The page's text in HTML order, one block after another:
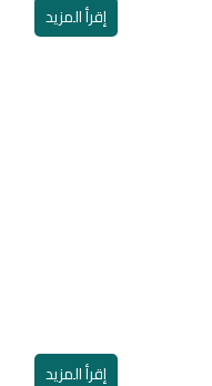
إقرأ المزيد
إقرأ المزيد